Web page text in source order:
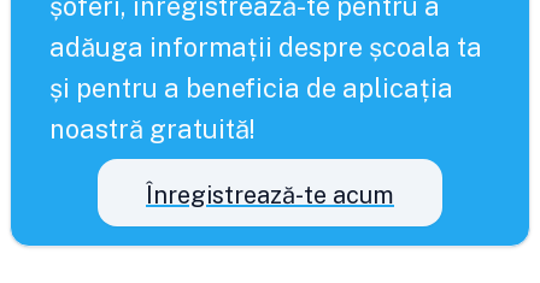
adăuga informații despre școala ta
și pentru a beneficia de aplicația
noastră gratuită!
Înregistrează-te acum